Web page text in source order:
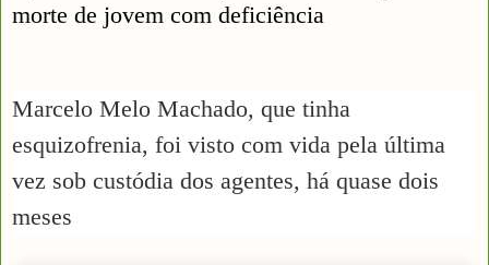
morte de jovem com deficiência
Marcelo Melo Machado, que tinha
esquizofrenia, foi visto com vida pela última
vez sob custódia dos agentes, há quase dois
meses